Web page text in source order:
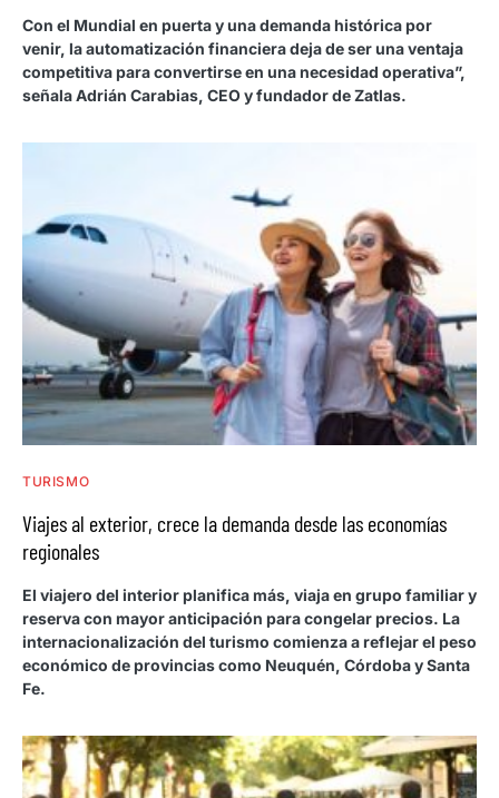
Con el Mundial en puerta y una demanda histórica por
venir, la automatización financiera deja de ser una ventaja
competitiva para convertirse en una necesidad operativa”,
señala Adrián Carabias, CEO y fundador de Zatlas.
TURISMO
Viajes al exterior, crece la demanda desde las economías
regionales
El viajero del interior planifica más, viaja en grupo familiar y
reserva con mayor anticipación para congelar precios. La
internacionalización del turismo comienza a reflejar el peso
económico de provincias como Neuquén, Córdoba y Santa
Fe.